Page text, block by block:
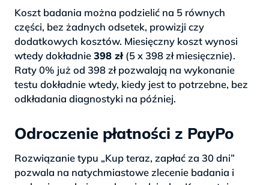
Koszt badania można podzielić na 5 równych
części, bez żadnych odsetek, prowizji czy
dodatkowych kosztów. Miesięczny koszt wynosi
wtedy dokładnie398 zł(5 x 398 zł miesięcznie).
Raty 0% już od 398 zł pozwalają na wykonanie
testu dokładnie wtedy, kiedy jest to potrzebne, bez
odkładania diagnostyki na później.
Odroczenie płatności z PayPo
Rozwiązanie typu „Kup teraz, zapłać za 30 dni”
pozwala na natychmiastowe zlecenie badania i